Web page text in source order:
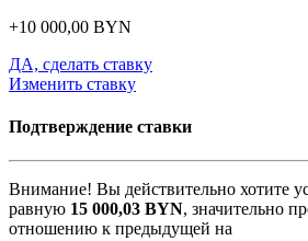
+10 000,00 BYN
ДА, сделать ставку
Изменить ставку
Подтверждение ставки
Внимание! Вы действительно хотите
равную 15 000,03 BYN, значительно
отношению к предыдущей на